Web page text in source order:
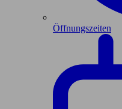
Öffnungszeiten